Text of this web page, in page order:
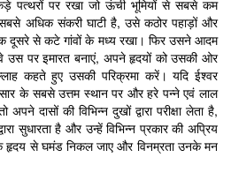
पत्थरों पर रखा जो ऊंची भूमियों से सबसे कम
अधिक संकरी घाटी है, उसे कठोर पहाड़ों और
दूसरे से कटे गांवों के मध्य रखा। फिर उसने आदम
पर इमारत बनाएं, अपने हृदयों को उसकी ओर
कहते हुए उसकी परिक्रमा करें। यदि ईश्वर
के सबसे उत्तम स्थान पर और हरे पन्ने एवं लाल
दासों की विभिन्न दुखों द्वारा परीक्षा लेता है,
सुधारता है और उन्हें विभिन्न प्रकार की अप्रिय
हृदय से घमंड निकल जाए और विनम्रता उनके मन